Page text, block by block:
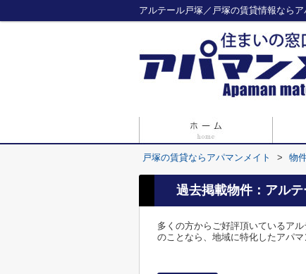
アルテール戸塚／戸塚の賃貸情報なら
戸塚の賃貸ならアパマンメイト > 物
過去掲載物件：アル
多くの方からご好評頂いているア
のことなら、地域に特化したアパ